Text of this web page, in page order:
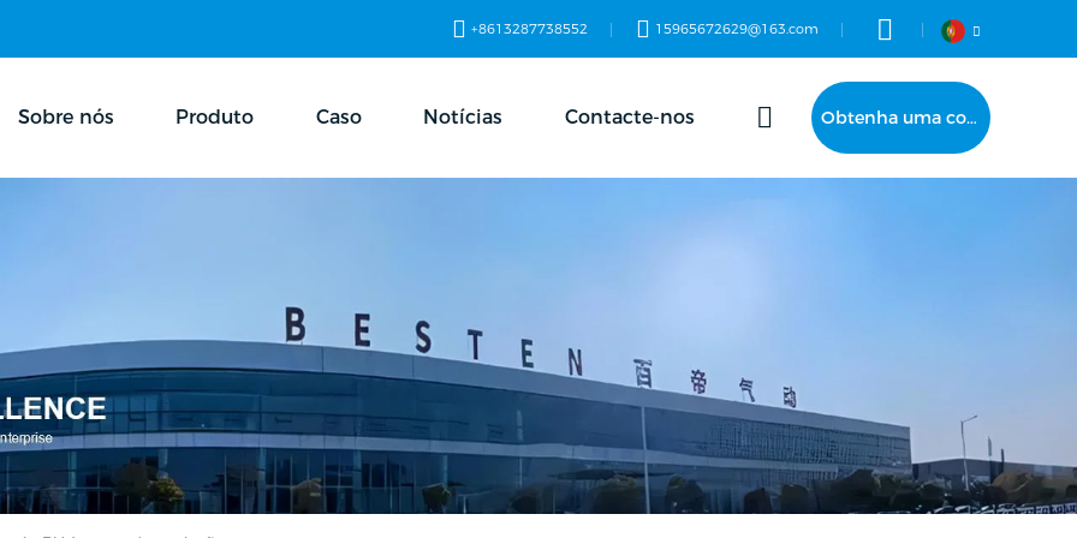
+8613287738552 15965672629@163.com
Sobre nós Produto Caso Notícias Contacte-nos Obtenha uma cotação